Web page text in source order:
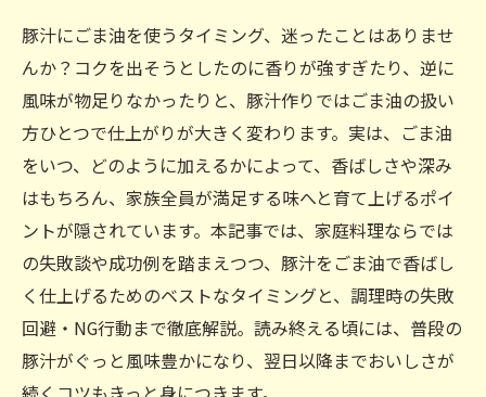
豚汁にごま油を使うタイミング、迷ったことはありませ
んか？コクを出そうとしたのに香りが強すぎたり、逆に
風味が物足りなかったりと、豚汁作りではごま油の扱い
方ひとつで仕上がりが大きく変わります。実は、ごま油
をいつ、どのように加えるかによって、香ばしさや深み
はもちろん、家族全員が満足する味へと育て上げるポイ
ントが隠されています。本記事では、家庭料理ならでは
の失敗談や成功例を踏まえつつ、豚汁をごま油で香ばし
く仕上げるためのベストなタイミングと、調理時の失敗
回避・NG行動まで徹底解説。読み終える頃には、普段の
豚汁がぐっと風味豊かになり、翌日以降までおいしさが